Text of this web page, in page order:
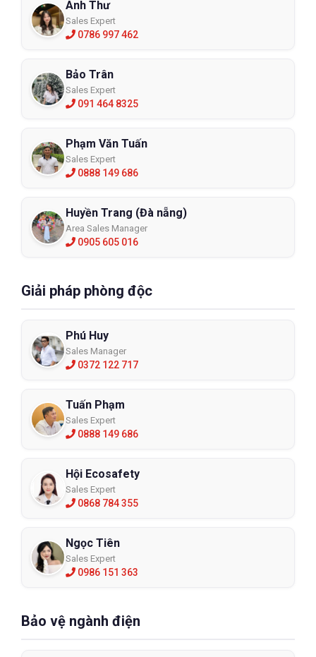
Anh Thư
Sales Expert
0786 997 462
Bảo Trân
Sales Expert
091 464 8325
Phạm Văn Tuấn
Sales Expert
0888 149 686
Huyền Trang (Đà nẵng)
Area Sales Manager
0905 605 016
Giải pháp phòng độc
Phú Huy
Sales Manager
0372 122 717
Tuấn Phạm
Sales Expert
0888 149 686
Hội Ecosafety
Sales Expert
0868 784 355
Ngọc Tiên
Sales Expert
0986 151 363
Bảo vệ ngành điện